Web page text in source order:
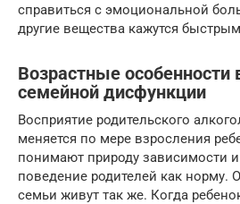
справиться с эмоциональной
другие вещества кажутся
Возрастные особенности
семейной дисфункции
Восприятие родительского
меняется по мере взросления
понимают природу зависимости
поведение родителей как норму.
семьи живут так же. Когда